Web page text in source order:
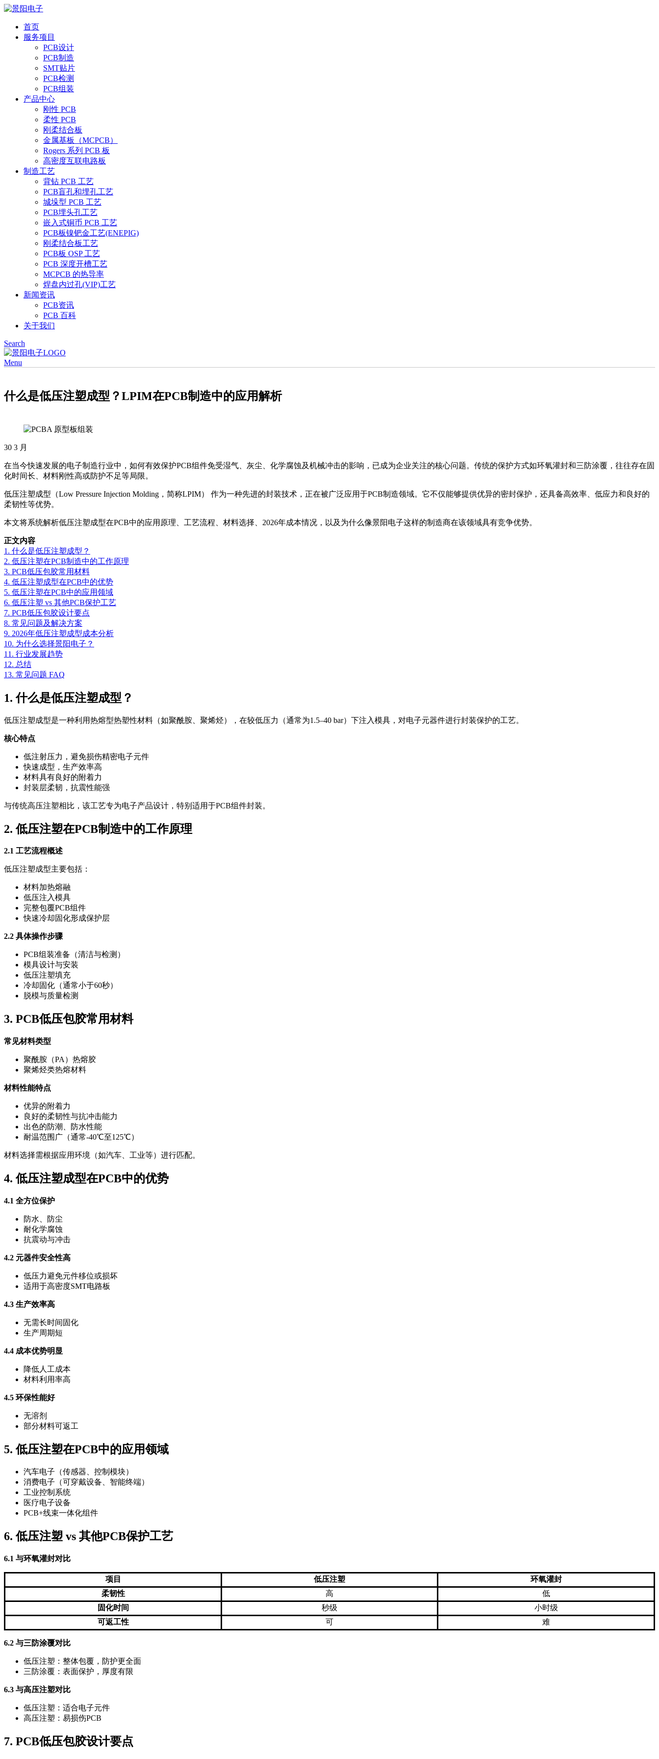
首页
服务项目
PCB设计
PCB制造
SMT贴片
PCB检测
PCB组装
产品中心
刚性 PCB
柔性 PCB
刚柔结合板
金属基板（MCPCB）
Rogers 系列 PCB 板
高密度互联电路板
制造工艺
背钻 PCB 工艺
PCB盲孔和埋孔工艺
城垛型 PCB 工艺
PCB埋头孔工艺
嵌入式铜币 PCB 工艺
PCB板镍钯金工艺(ENEPIG)
刚柔结合板工艺
PCB板 OSP 工艺
PCB 深度开槽工艺
MCPCB 的热导率
焊盘内过孔(VIP)工艺
新闻资讯
PCB资讯
PCB 百科
关于我们
Search
Menu
什么是低压注塑成型？LPIM在PCB制造中的应用解析
30 3 月
在当今快速发展的电子制造行业中，如何有效保护PCB组件免受湿气、灰尘、化学腐蚀及机械冲击的影响，已成为企业关注的核心问题。传统的保护方式如环氧灌封和三防涂覆，往往存在固
化时间长、材料刚性高或防护不足等局限。
低压注塑成型（Low Pressure Injection Molding，简称LPIM） 作为一种先进的封装技术，正在被广泛应用于PCB制造领域。它不仅能够提供优异的密封保护，还具备高效率、低应力和良好的
柔韧性等优势。
本文将系统解析低压注塑成型在PCB中的应用原理、工艺流程、材料选择、2026年成本情况，以及为什么像景阳电子这样的制造商在该领域具有竞争优势。
正文内容
1. 什么是低压注塑成型？
2. 低压注塑在PCB制造中的工作原理
3. PCB低压包胶常用材料
4. 低压注塑成型在PCB中的优势
5. 低压注塑在PCB中的应用领域
6. 低压注塑 vs 其他PCB保护工艺
7. PCB低压包胶设计要点
8. 常见问题及解决方案
9. 2026年低压注塑成型成本分析
10. 为什么选择景阳电子？
11. 行业发展趋势
12. 总结
13. 常见问题 FAQ
1. 什么是低压注塑成型？
低压注塑成型是一种利用热熔型热塑性材料（如聚酰胺、聚烯烃），在较低压力（通常为1.5–40 bar）下注入模具，对电子元器件进行封装保护的工艺。
核心特点
低注射压力，避免损伤精密电子元件
快速成型，生产效率高
材料具有良好的附着力
封装层柔韧，抗震性能强
与传统高压注塑相比，该工艺专为电子产品设计，特别适用于PCB组件封装。
2. 低压注塑在PCB制造中的工作原理
2.1 工艺流程概述
低压注塑成型主要包括：
材料加热熔融
低压注入模具
完整包覆PCB组件
快速冷却固化形成保护层
2.2 具体操作步骤
PCB组装准备（清洁与检测）
模具设计与安装
低压注塑填充
冷却固化（通常小于60秒）
脱模与质量检测
3. PCB低压包胶常用材料
常见材料类型
聚酰胺（PA）热熔胶
聚烯烃类热熔材料
材料性能特点
优异的附着力
良好的柔韧性与抗冲击能力
出色的防潮、防水性能
耐温范围广（通常-40℃至125℃）
材料选择需根据应用环境（如汽车、工业等）进行匹配。
4. 低压注塑成型在PCB中的优势
4.1 全方位保护
防水、防尘
耐化学腐蚀
抗震动与冲击
4.2 元器件安全性高
低压力避免元件移位或损坏
适用于高密度SMT电路板
4.3 生产效率高
无需长时间固化
生产周期短
4.4 成本优势明显
降低人工成本
材料利用率高
4.5 环保性能好
无溶剂
部分材料可返工
5. 低压注塑在PCB中的应用领域
汽车电子（传感器、控制模块）
消费电子（可穿戴设备、智能终端）
工业控制系统
医疗电子设备
PCB+线束一体化组件
6. 低压注塑 vs 其他PCB保护工艺
6.1 与环氧灌封对比
项目 低压注塑
环氧灌封
柔韧性
高
低
固化时间
秒级
小时级
可返工性
可 难
6.2 与三防涂覆对比
低压注塑：整体包覆，防护更全面
三防涂覆：表面保护，厚度有限
6.3 与高压注塑对比
低压注塑：适合电子元件
高压注塑：易损伤PCB
7. PCB低压包胶设计要点